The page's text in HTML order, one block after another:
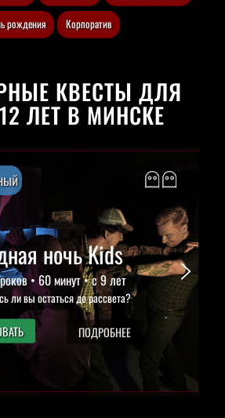
рождения Корпоратив
КВЕСТЫ ДЛЯ
ЛЕТ В МИНСКЕ
ночь Kids
• 60 минут • с 9 лет
ли вы остаться до рассвета?
ПОДРОБНЕЕ